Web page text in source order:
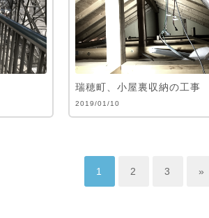
瑞穂町、小屋裏収納の工事
2019/01/10
1 2 3 »